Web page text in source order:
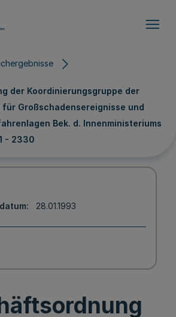
der Koordinierungsgruppe der
Großschadensereignisse und
Bek. d. Innenministeriums
- 2330
28.01.1993